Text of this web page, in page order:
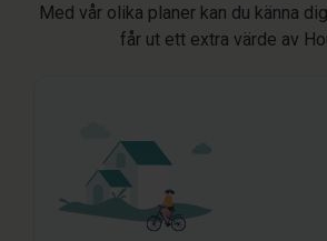
Med vår olika planer kan du känna
får ut ett extra värde av